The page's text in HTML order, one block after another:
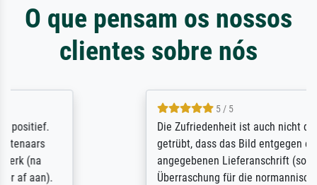
O que pensam os nossos
clientes sobre nós
Die Zufriedenheit ist auch nicht dadurch
getrübt, dass das Bild entgegen einer
angegebenen Lieferanschrift (sollte eine
Überraschung für die normannische